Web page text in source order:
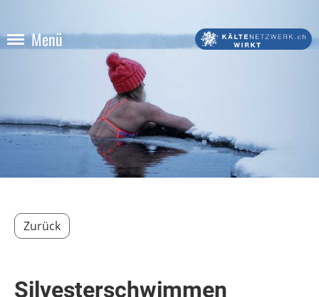
Menü
Zurück
Silvesterschwimmen